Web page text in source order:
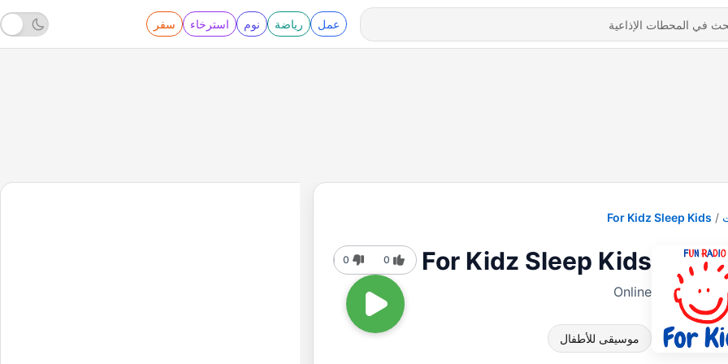
عمل رياضة نوم استرخاء سفر
For Kidz Sleep Kids
For Kidz Sleep Kids
Online
موسيقى للأطفال
0
0